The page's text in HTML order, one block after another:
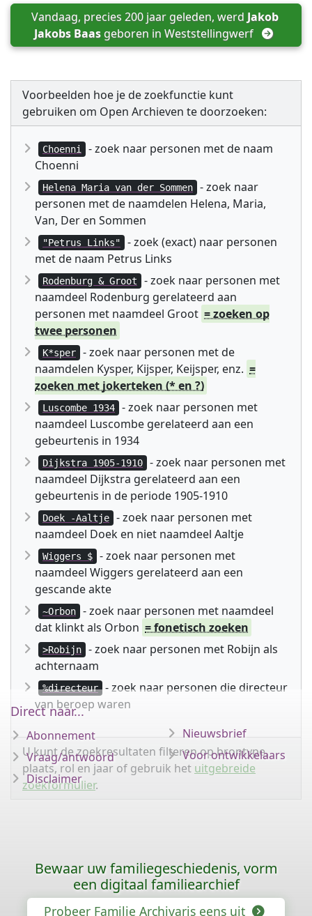
Vandaag, precies 200 jaar geleden, werd Jakob
Jakobs Baas geboren in Weststellingwerf
Voorbeelden hoe je de zoekfunctie kunt
gebruiken om Open Archieven te doorzoeken:
Choenni
- zoek naar personen met de naam
Choenni
Helena Maria van der Sommen
- zoek naar
personen met de naamdelen Helena, Maria,
Van, Der en Sommen
"Petrus Links"
- zoek (exact) naar personen
met de naam Petrus Links
Rodenburg & Groot
- zoek naar personen met
naamdeel Rodenburg gerelateerd aan
personen met naamdeel Groot = zoeken op
twee personen
K*sper
- zoek naar personen met de
naamdelen Kysper, Kijsper, Keijsper, enz. =
zoeken met jokerteken (* en ?)
Luscombe 1934
- zoek naar personen met
naamdeel Luscombe gerelateerd aan een
gebeurtenis in 1934
Dijkstra 1905-1910
- zoek naar personen met
naamdeel Dijkstra gerelateerd aan een
gebeurtenis in de periode 1905-1910
Doek -Aaltje
- zoek naar personen met
naamdeel Doek en niet naamdeel Aaltje
Wiggers $
- zoek naar personen met
naamdeel Wiggers gerelateerd aan een
gescande akte
~Orbon
- zoek naar personen met naamdeel
dat klinkt als Orbon = fonetisch zoeken
>Robijn
- zoek naar personen met Robijn als
achternaam
%directeur
- zoek naar personen die directeur
van beroep waren
U kunt de zoekresultaten filteren op brontype,
plaats, rol en jaar of gebruik het uitgebreide
zoekformulier.
Direct naar...
Abonnement
Vraag/antwoord
Disclaimer
Nieuwsbrief
Voor ontwikkelaars
Bewaar uw familiegeschiedenis, vorm
een digitaal familiearchief
Probeer Familie Archivaris eens uit